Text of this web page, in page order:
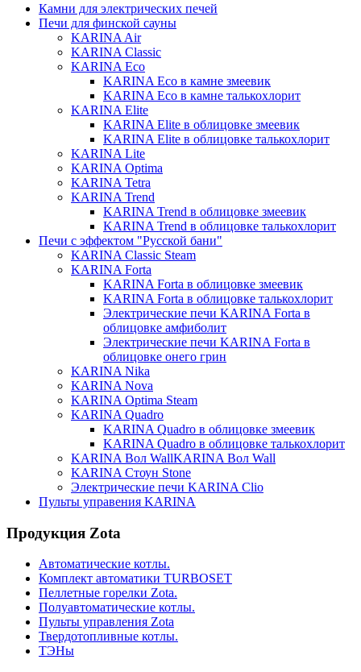
Камни для электрических печей
Печи для финской сауны
KARINA Air
KARINA Classic
KARINA Eco
KARINA Eco в камне змеевик
KARINA Eco в камне талькохлорит
KARINA Elite
KARINA Elite в облицовке змеевик
KARINA Elite в облицовке талькохлорит
KARINA Lite
KARINA Optima
KARINA Tetra
KARINA Trend
KARINA Trend в облицовке змеевик
KARINA Trend в облицовке талькохлорит
Печи с эффектом "Русской бани"
KARINA Classic Steam
KARINA Forta
KARINA Forta в облицовке змеевик
KARINA Forta в облицовке талькохлорит
Электрические печи KARINA Forta в
облицовке амфиболит
Электрические печи KARINA Forta в
облицовке онего грин
KARINA Nika
KARINA Nova
KARINA Optima Steam
KARINA Quadro
KARINA Quadro в облицовке змеевик
KARINA Quadro в облицовке талькохлорит
KARINA Вол WallKARINA Вол Wall
KARINA Стоун Stone
Электрические печи KARINA Clio
Пульты управения KARINA
Продукция Zota
Автоматические котлы.
Комплект автоматики TURBOSET
Пеллетные горелки Zota.
Полуавтоматические котлы.
Пульты управления Zota
Твердотопливные котлы.
ТЭНы